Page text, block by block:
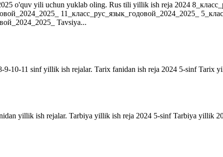
o'quv yili uchun yuklab oling. Rus tili yillik ish reja 2024
11_класс_рус_язык_годовой_2024_2025_
Tavsiya...
9-10-11 sinf yillik ish rejalar. Tarix fanidan ish reja 2024 5-sinf
yillik ish rejalar. Tarbiya yillik ish reja 2024 5-sinf Tarbiya yillik